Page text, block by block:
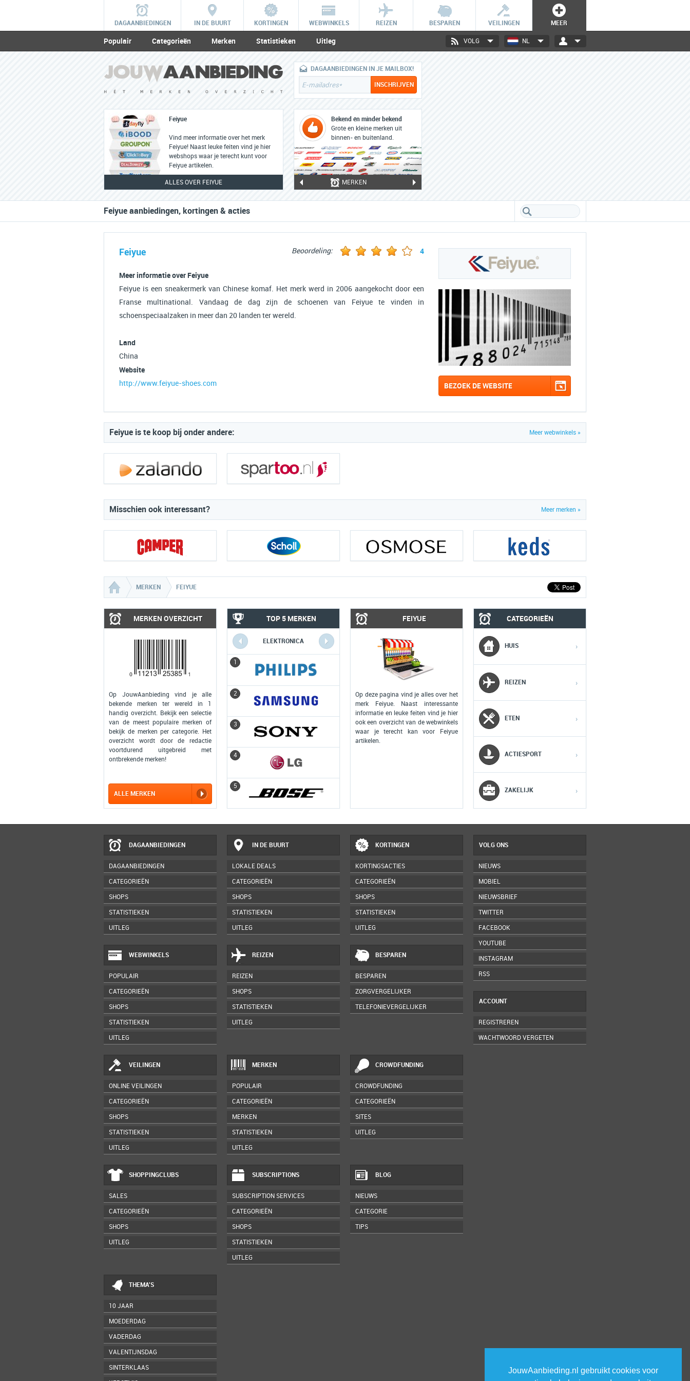
JouwAanbieding.nl gebruikt cookies voor
DAGAANBIEDINGEN IN DE BUURT KORTINGEN WEBWINKELS REIZEN BESPAREN VEILINGEN MEER
Populair Categorieën Merken Statistieken Uitleg NL
VOLG
Feiyue
Vind meer informatie over het merk
Feiyue! Naast leuke feiten vind je hier
webshops waar je terecht kunt voor
Feiyue artikelen.
ALLES OVER FEIYUE
DAGAANBIEDINGEN IN JE MAILBOX!
Bekend én minder bekend
Grote en kleine merken uit
binnen- en buitenland.
MERKEN
Feiyue aanbiedingen, kortingen & acties
Feiyue Beoordeling: 4
Meer informatie over Feiyue
Feiyue is een sneakermerk van Chinese komaf. Het merk werd in 2006 aangekocht door een
Franse multinational. Vandaag de dag zijn de schoenen van Feiyue te vinden in
schoenspeciaalzaken in meer dan 20 landen ter wereld.
Land
China
Website
http://www.feiyue-shoes.com BEZOEK DE WEBSITE
Meer webwinkels »
Feiyue is te koop bij onder andere:
Meer merken »
Misschien ook interessant?
MERKEN FEIYUE
MERKEN OVERZICHT
Op JouwAanbieding vind je alle
bekende merken ter wereld in 1
handig overzicht. Bekijk een selectie
van de meest populaire merken of
bekijk de merken per categorie. Het
overzicht wordt door de redactie
voortdurend uitgebreid met
ontbrekende merken!
ALLE MERKEN
TOP 5 MERKEN
ELEKTRONICA
1
2
3
4
5
COMPUTERS MOBIEL
2
3
FEIYUE
Op deze pagina vind je alles over het
merk Feiyue. Naast interessante
informatie en leuke feiten vind je hier
ook een overzicht van de webwinkels
waar je terecht kan voor Feiyue
artikelen.
CATEGORIEËN
HUIS ›
REIZEN ›
ETEN ›
ACTIESPORT ›
ZAKELIJK ›
DAGAANBIEDINGEN
DAGAANBIEDINGEN
CATEGORIEËN
SHOPS
STATISTIEKEN
UITLEG
IN DE BUURT
LOKALE DEALS
CATEGORIEËN
SHOPS
STATISTIEKEN
UITLEG
KORTINGEN
KORTINGSACTIES
CATEGORIEËN
SHOPS
STATISTIEKEN
UITLEG
WEBWINKELS
POPULAIR
CATEGORIEËN
SHOPS
STATISTIEKEN
UITLEG
REIZEN
REIZEN
SHOPS
STATISTIEKEN
UITLEG
BESPAREN
BESPAREN
ZORGVERGELIJKER
TELEFONIEVERGELIJKER
VEILINGEN
ONLINE VEILINGEN
CATEGORIEËN
SHOPS
STATISTIEKEN
UITLEG
MERKEN
POPULAIR
CATEGORIEËN
MERKEN
STATISTIEKEN
UITLEG
CROWDFUNDING
CROWDFUNDING
CATEGORIEËN
SITES
UITLEG
SHOPPINGCLUBS
SALES
CATEGORIEËN
SHOPS
UITLEG
SUBSCRIPTIONS
SUBSCRIPTION SERVICES
CATEGORIEËN
SHOPS
STATISTIEKEN
UITLEG
BLOG
NIEUWS
CATEGORIE
TIPS
THEMA'S
10 JAAR
MOEDERDAG
VADERDAG
VALENTIJNSDAG
SINTERKLAAS
VOLG ONS
NIEUWS
MOBIEL
NIEUWSBRIEF
TWITTER
FACEBOOK
YOUTUBE
INSTAGRAM
RSS
ACCOUNT
REGISTREREN
WACHTWOORD VERGETEN